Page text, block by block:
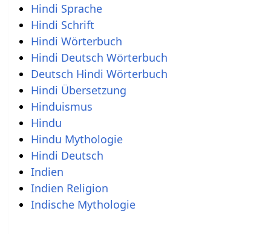
Hindi Sprache
Hindi Schrift
Hindi Wörterbuch
Hindi Deutsch Wörterbuch
Deutsch Hindi Wörterbuch
Hindi Übersetzung
Hinduismus
Hindu
Hindu Mythologie
Hindi Deutsch
Indien
Indien Religion
Indische Mythologie